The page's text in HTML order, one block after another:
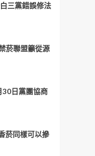
三黨錯誤修法
菸聯盟籲從源
30日黨團協商
菸同樣可以摻